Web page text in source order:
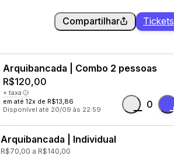
Compartilhar Tickets
Arquibancada | Combo 2 pessoas
R$120,00
+ taxa
em até 12x de R$13,86
Disponível até 20/09 às 22:59
0
Arquibancada | Individual
R$70,00 a R$140,00